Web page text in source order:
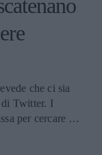
che ci sia
di Twitter. I
per cercare di
Levitas.